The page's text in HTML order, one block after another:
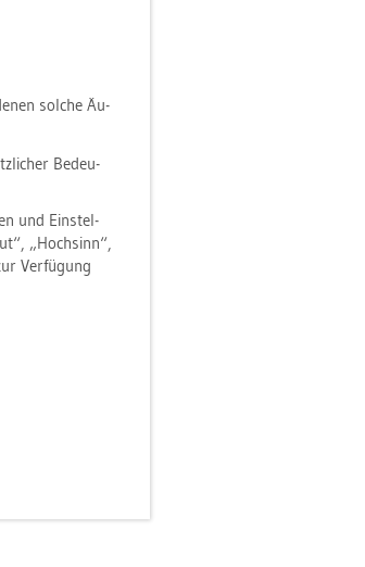
sol­che Äu­
Be­deu­
und Ein­stel­
„Hoch­sinn“,
Ver­fü­gung